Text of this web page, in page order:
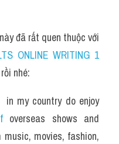
đã rất quen thuộc với
ONLINE WRITING 1
rồi nhé:
in my country do enjoy
overseas shows and
music, movies, fashion,